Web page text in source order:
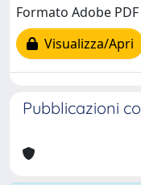
Formato Adobe PDF
Visualizza/Apri
Pubblicazioni